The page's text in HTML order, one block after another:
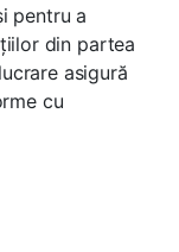
pentru a
din partea
asigură
cu